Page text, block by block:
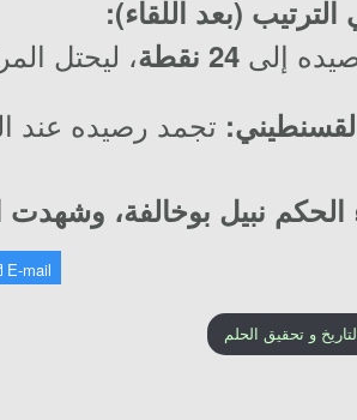
(بعد اللقاء):
إلى 24 نقطة ، ليحتل
تجمد رصيده عند
الحكم نبيل بوخالفة، وشهدت
E-mail
و تحقيق الحلم